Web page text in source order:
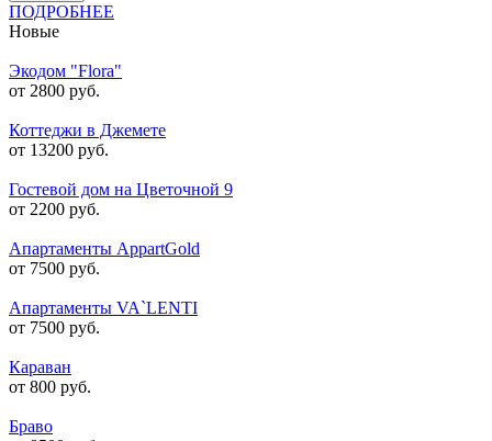
ПОДРОБНЕЕ
Новые
Экодом "Flora"
от 2800 руб.
Коттеджи в Джемете
от 13200 руб.
Гостевой дом на Цветочной 9
от 2200 руб.
Апартаменты AppartGold
от 7500 руб.
Апартаменты VA`LENTI
от 7500 руб.
Караван
от 800 руб.
Браво